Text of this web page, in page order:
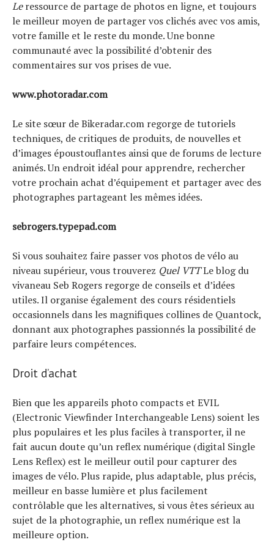
Leressource de partage de photos en ligne, et toujours
le meilleur moyen de partager vos clichés avec vos amis,
votre famille et le reste du monde. Une bonne
communauté avec la possibilité d’obtenir des
commentaires sur vos prises de vue.
www.photoradar.com
Le site sœur de Bikeradar.com regorge de tutoriels
techniques, de critiques de produits, de nouvelles et
d’images époustouflantes ainsi que de forums de lecture
animés. Un endroit idéal pour apprendre, rechercher
votre prochain achat d’équipement et partager avec des
photographes partageant les mêmes idées.
sebrogers.typepad.com
Si vous souhaitez faire passer vos photos de vélo au
niveau supérieur, vous trouverez Quel VTTLe blog du
vivaneau Seb Rogers regorge de conseils et d’idées
utiles. Il organise également des cours résidentiels
occasionnels dans les magnifiques collines de Quantock,
donnant aux photographes passionnés la possibilité de
parfaire leurs compétences.
Droit d’achat
Bien que les appareils photo compacts et EVIL
(Electronic Viewfinder Interchangeable Lens) soient les
plus populaires et les plus faciles à transporter, il ne
fait aucun doute qu’un reflex numérique (digital Single
Lens Reflex) est le meilleur outil pour capturer des
images de vélo. Plus rapide, plus adaptable, plus précis,
meilleur en basse lumière et plus facilement
contrôlable que les alternatives, si vous êtes sérieux au
sujet de la photographie, un reflex numérique est la
meilleure option.